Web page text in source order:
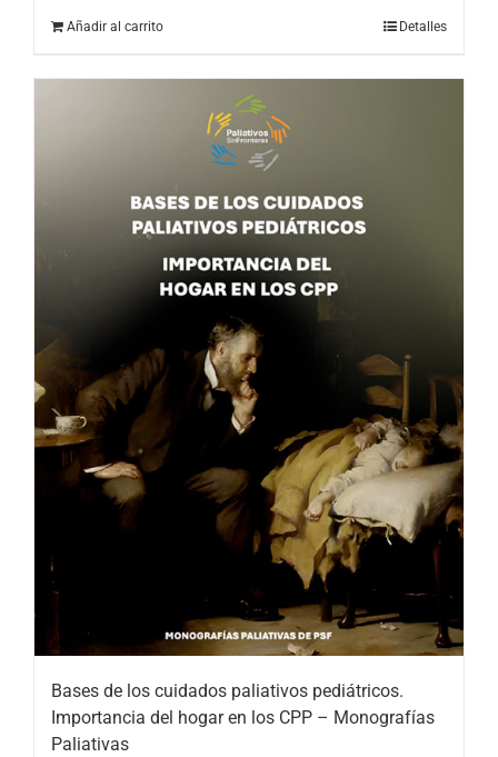
Añadir al carrito Detalles
Bases de los cuidados paliativos pediátricos.
Importancia del hogar en los CPP – Monografías
Paliativas